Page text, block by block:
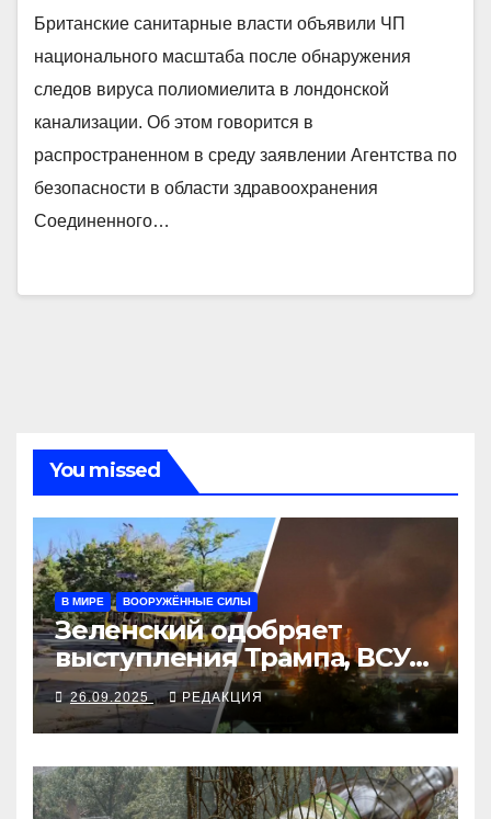
Британские санитарные власти объявили ЧП
национального масштаба после обнаружения
следов вируса полиомиелита в лондонской
канализации. Об этом говорится в
распространенном в среду заявлении Агентства по
безопасности в области здравоохранения
Соединенного…
You missed
В МИРЕ ВООРУЖЁННЫЕ СИЛЫ
Зеленский одобряет
выступления Трампа, ВСУ
закрыли Добропольский
рубеж
26.09.2025 РЕДАКЦИЯ